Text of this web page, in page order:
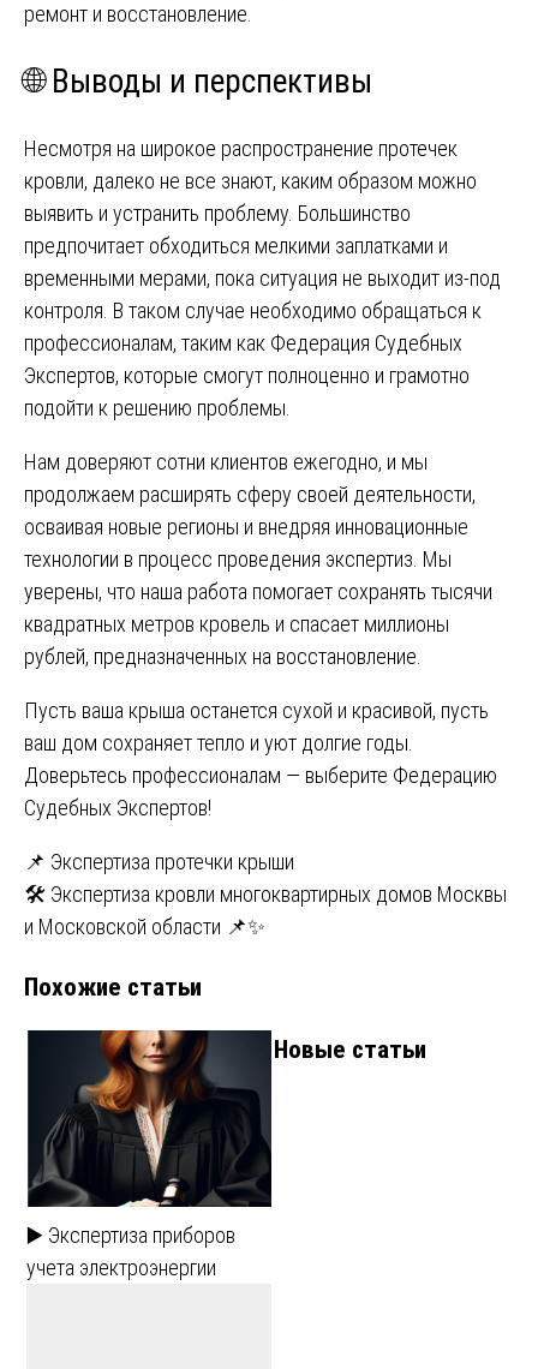
ремонт и восстановление.
🌐 Выводы и перспективы
Несмотря на широкое распространение протечек
кровли, далеко не все знают, каким образом можно
выявить и устранить проблему. Большинство
предпочитает обходиться мелкими заплатками и
временными мерами, пока ситуация не выходит из-под
контроля. В таком случае необходимо обращаться к
профессионалам, таким как Федерация Судебных
Экспертов, которые смогут полноценно и грамотно
подойти к решению проблемы.
Нам доверяют сотни клиентов ежегодно, и мы
продолжаем расширять сферу своей деятельности,
осваивая новые регионы и внедряя инновационные
технологии в процесс проведения экспертиз. Мы
уверены, что наша работа помогает сохранять тысячи
квадратных метров кровель и спасает миллионы
рублей, предназначенных на восстановление.
Пусть ваша крыша останется сухой и красивой, пусть
ваш дом сохраняет тепло и уют долгие годы.
Доверьтесь профессионалам — выберите Федерацию
Судебных Экспертов!
Навигация
по
📌 Экспертиза протечки крыши
🛠️ Экспертиза кровли многоквартирных домов Москвы
и Московской области 📌✨
Похожие статьи
▶️ Экспертиза приборов
учета электроэнергии
Новые статьи